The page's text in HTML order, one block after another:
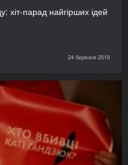
хіт-парад найгірших ідей
24 березня 2019